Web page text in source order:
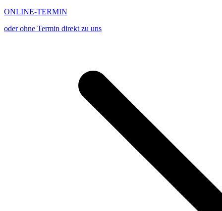
ONLINE-TERMIN
oder ohne Termin direkt zu uns